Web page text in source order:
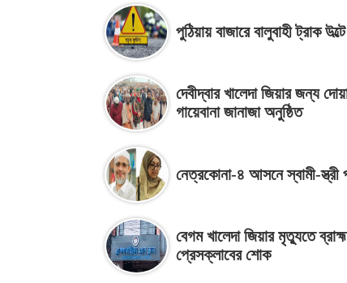
পুঠিয়ায় বাজারে বালুবাহী ট্রাক
দেবীদ্বার খালেদা জিয়ার জন্য
গায়েবানা জানাজা অনুষ্ঠিত
নেত্রকোনা-৪ আসনে স্বামী-স্ত্রী
বেগম খালেদা জিয়ার মৃত্যুতে
প্রেসক্লাবের শোক